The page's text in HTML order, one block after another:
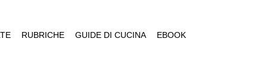
RUBRICHE GUIDE DI CUCINA EBOOK